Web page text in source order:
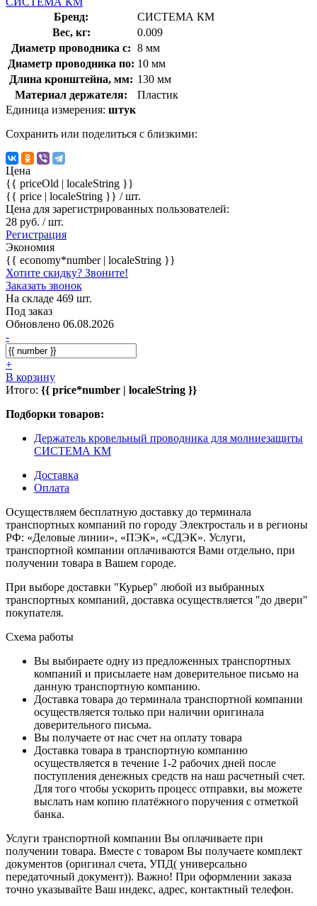
Бренд:
СИСТЕМА КМ
Вес, кг:
0.009
Диаметр проводника с: 8 мм
Диаметр проводника по: 10 мм
Длина кронштейна, мм: 130 мм
Материал держателя:
Пластик
Единица измерения: штук
Сохранить или поделиться с близкими:
Цена
{{ priceOld | localeString }}
{{ price | localeString }} / шт.
Цена для зарегистрированных пользователей:
28 руб. / шт.
Регистрация
Экономия
{{ economy*number | localeString }}
Хотите скидку? Звоните!
Заказать звонок
На складе 469 шт.
Под заказ
Обновлено 06.08.2026
-
+
В корзину
Итого: {{ price*number | localeString }}
Подборки товаров:
Держатель кровельный проводника для молниезащиты
СИСТЕМА КМ
Доставка
Оплата
Осуществляем бесплатную доставку до терминала
транспортных компаний по городу Электросталь и в регионы
РФ: «Деловые линии», «ПЭК», «СДЭК». Услуги,
транспортной компании оплачиваются Вами отдельно, при
получении товара в Вашем городе.
При выборе доставки "Курьер" любой из выбранных
транспортных компаний, доставка осуществляется "до двери"
покупателя.
Схема работы
Вы выбираете одну из предложенных транспортных
компаний и присылаете нам доверительное письмо на
данную транспортную компанию.
Доставка товара до терминала транспортной компании
осуществляется только при наличии оригинала
доверительного письма.
Вы получаете от нас счет на оплату товара
Доставка товара в транспортную компанию
осуществляется в течение 1-2 рабочих дней после
поступления денежных средств на наш расчетный счет.
Для того чтобы ускорить процесс отправки, вы можете
выслать нам копию платёжного поручения с отметкой
банка.
Услуги транспортной компании Вы оплачиваете при
получении товара. Вместе с товаром Вы получаете комплект
документов (оригинал счета, УПД( универсально
передаточный документ)). Важно! При оформлении заказа
точно указывайте Ваш индекс, адрес, контактный телефон.